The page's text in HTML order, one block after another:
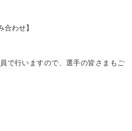
合わせ】
で行いますので、選手の皆さまもご